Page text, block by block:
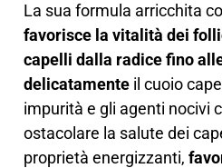
La sua formula arricchita
favorisce la vitalità dei
capelli dalla radice fino
delicatamente il cuoio
impurità e gli agenti nocivi
ostacolare la salute dei
proprietà energizzanti,